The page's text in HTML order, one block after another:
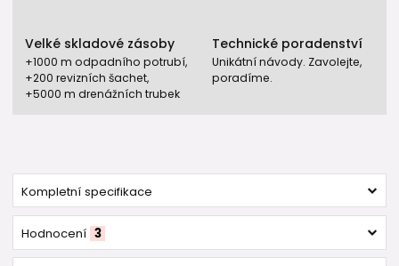
Velké skladové zásoby
+1000 m odpadního potrubí,
+200 revizních šachet,
+5000 m drenážních trubek
Technické poradenství
Unikátní návody. Zavolejte,
poradíme.
Kompletní specifikace
Hodnocení 3